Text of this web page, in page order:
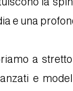
e una
a
e